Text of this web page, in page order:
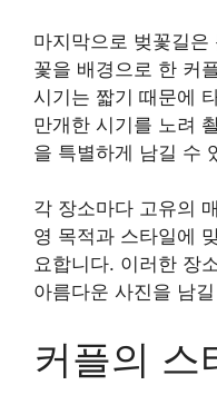
마지막으로 벚꽃길
꽃을 배경으로 한 커
시기는 짧기 때문에
만개한 시기를 노려
을 특별하게 남길 수
각 장소마다 고유의
영 목적과 스타일에
요합니다. 이러한 장
아름다운 사진을 남
커플의 스